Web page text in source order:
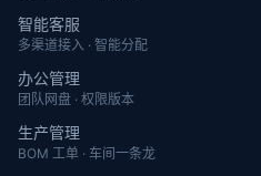
智能客服
多渠道接入 · 智能分配
办公管理
团队网盘 · 权限版本
生产管理
BOM 工单 · 车间一条龙